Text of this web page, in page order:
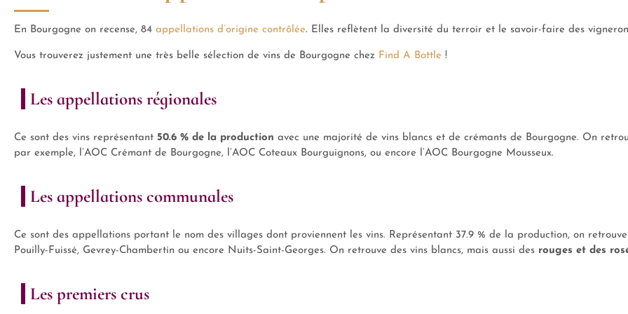
En Bourgogne on recense, 84 appellations d’origine contrôlée. Elles reflètent la diversité du terroir et le savoir-faire des
Vous trouverez justement une très belle sélection de vins de Bourgogne chez Find A Bottle !
Les appellations régionales
Ce sont des vins représentant 50.6 % de la production avec une majorité de vins blancs et de crémants de Bourgogne. On
par exemple, l’AOC Crémant de Bourgogne, l’AOC Coteaux Bourguignons, ou encore l’AOC Bourgogne Mousseux.
Les appellations communales
Ce sont des appellations portant le nom des villages dont proviennent les vins. Représentant 37.9 % de la production, on retrouve
Pouilly-Fuissé, Gevrey-Chambertin ou encore Nuits-Saint-Georges. On retrouve des vins blancs, mais aussi des rouges et des
Les premiers crus